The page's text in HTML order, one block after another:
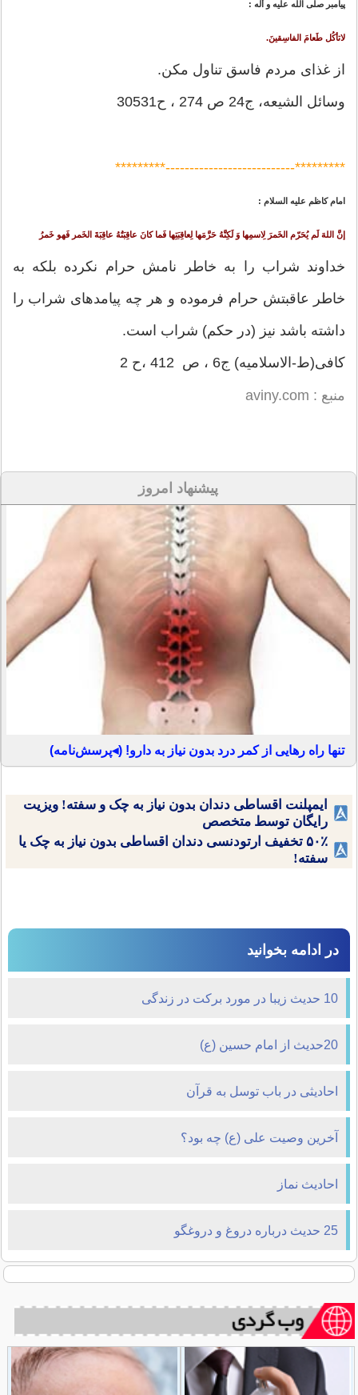
پيامبر صلى‏ الله ‏عليه ‏و ‏آله :
لاتأکُل طَعامَ الفاسِقینَ.
از غذای مردم فاسق تناول مکن.
وسائل الشيعه، ج24 ص 274 ، ح30531
*********---------------------------*********
امام کاظم علیه السلام :
إنَّ اللهَ لَم یُحَرّم الخَمرَ لِاسمِها وَ لَکِنَّهُ حَرَّمَها لِعاقِبَتِها فَما کانَ عاقِبَتُهُ عاقِبَةَ الخَمر فَهو خَمرُ
خداوند شراب را به خاطر نامش حرام نکرده بلکه به
خاطر عاقبتش حرام فرموده و هر چه پیامدهای شراب را
داشته باشد نیز (در حکم) شراب است.
کافی(ط-الاسلامیه) ج6 ، ص 412 ،ح 2
منبع : aviny.com
پیشنهاد امروز
تنها راه رهایی از کمر درد بدون نیاز به دارو! (◂پرسش‌نامه)
ایمپلنت اقساطی دندان بدون نیاز به چک و سفته! ویزیت
رایگان توسط متخصص
۵۰٪ تخفیف ارتودنسی دندان اقساطی بدون نیاز به چک یا
سفته!
در ادامه بخوانید
10 حدیث زیبا در مورد برکت در زندگی
20حدیث از امام حسین (ع)
احادیثی در باب توسل به قرآن
آخرین وصیت علی (ع) چه بود؟
احادیث نماز
25 حديث درباره دروغ و دروغگو